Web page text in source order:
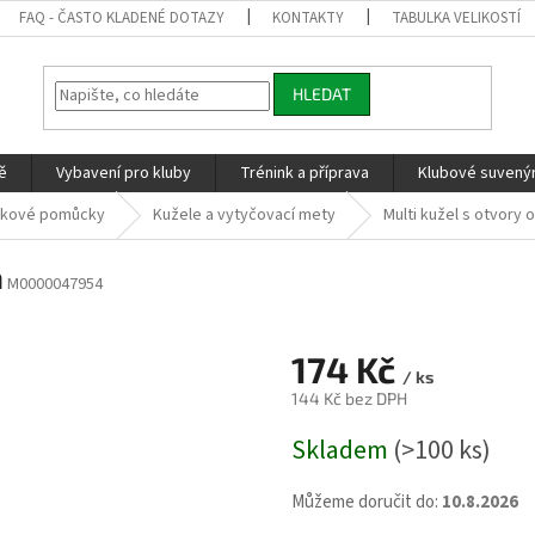
FAQ - ČASTO KLADENÉ DOTAZY KONTAKTY TABULKA VELIKOSTÍ
HLEDAT
Vybavení pro kluby Trénink a příprava Klubové
pomůcky Kužele a vytyčovací mety Multi kužel s otvory
M0000047954
174 Kč / ks
144 Kč bez DPH
cena:
Skladem (>100 ks)
Můžeme doručit do: 10.8.2026